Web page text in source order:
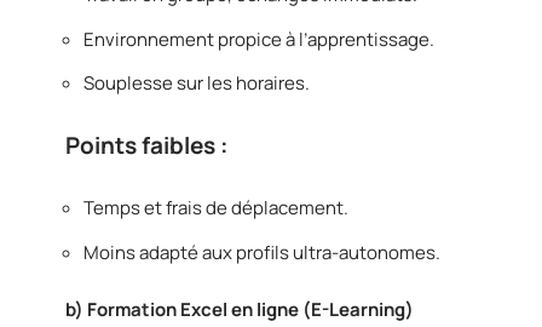
Environnement propice à l’apprentissage.
Souplesse sur les horaires.
Points faibles :
Temps et frais de déplacement.
Moins adapté aux profils ultra-autonomes.
b) Formation Excel en ligne (E-Learning)